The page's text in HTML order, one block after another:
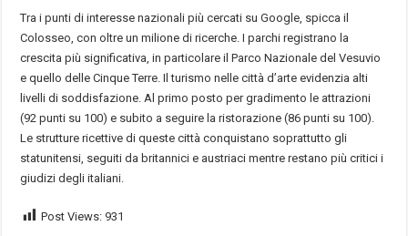
Tra i punti di interesse nazionali più cercati su Google, spicca il
Colosseo, con oltre un milione di ricerche. I parchi registrano la
crescita più significativa, in particolare il Parco Nazionale del Vesuvio
e quello delle Cinque Terre. Il turismo nelle città d’arte evidenzia alti
livelli di soddisfazione. Al primo posto per gradimento le attrazioni
(92 punti su 100) e subito a seguire la ristorazione (86 punti su 100).
Le strutture ricettive di queste città conquistano soprattutto gli
statunitensi, seguiti da britannici e austriaci mentre restano più critici i
giudizi degli italiani.
Post Views: 931